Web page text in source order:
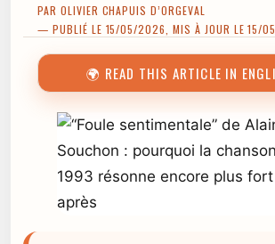
PAR OLIVIER CHAPUIS D’ORGEVAL
— PUBLIÉ LE 15/05/2026, MIS À JOUR LE 15/
🌍 READ THIS ARTICLE IN